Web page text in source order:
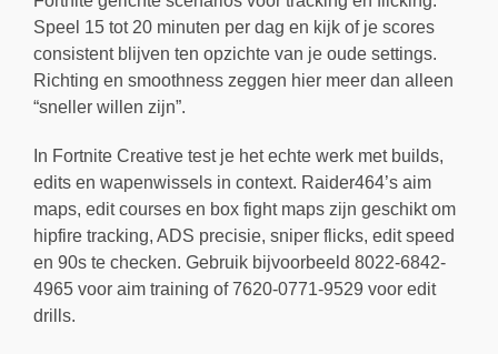
Speel 15 tot 20 minuten per dag en kijk of je scores
consistent blijven ten opzichte van je oude settings.
Richting en smoothness zeggen hier meer dan alleen
“sneller willen zijn”.
In Fortnite Creative test je het echte werk met builds,
edits en wapenwissels in context. Raider464’s aim
maps, edit courses en box fight maps zijn geschikt om
hipfire tracking, ADS precisie, sniper flicks, edit speed
en 90s te checken. Gebruik bijvoorbeeld 8022-6842-
4965 voor aim training of 7620-0771-9529 voor edit
drills.